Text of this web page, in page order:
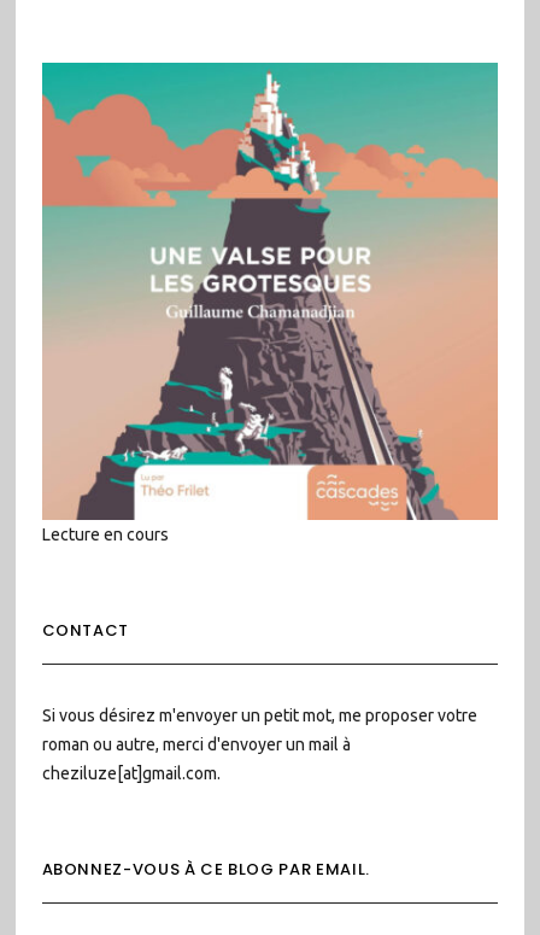
Lecture en cours
CONTACT
Si vous désirez m'envoyer un petit mot, me proposer votre
roman ou autre, merci d'envoyer un mail à
cheziluze[at]gmail.com.
ABONNEZ-VOUS À CE BLOG PAR EMAIL.